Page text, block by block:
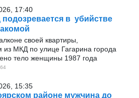
17:40
в убийстве
своей квартиры,
МКД по улице Гагарина города
тело женщины 1987 года
15:35
районе мужчина до